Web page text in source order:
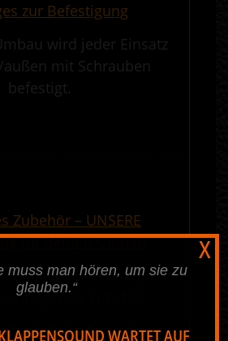
zur Befestigung
wird jeder Einsatz
mit Schrauben
befestigt.
Zubehör – UNSERE
für deinen Umbau
und klicke auf das
Zubehör.
Dupli Color Supertherm